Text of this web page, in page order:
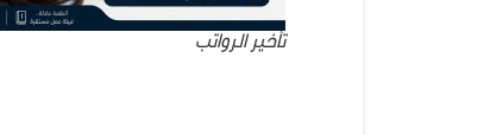
تأخير الرواتب